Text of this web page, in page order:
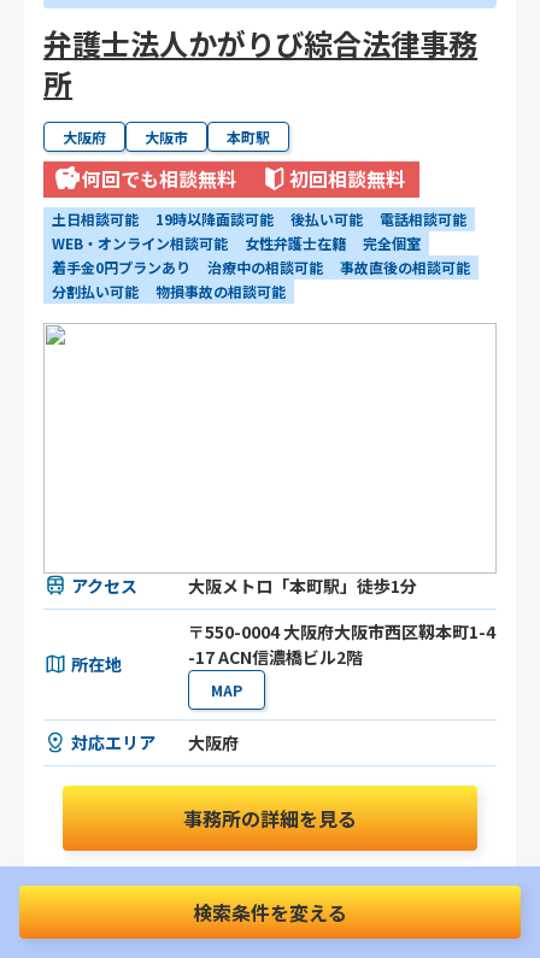
弁護士法人かがりび綜合法律事務
所
大阪府 大阪市 本町駅
何回でも相談無料 初回相談無料
土日相談可能 19時以降面談可能 後払い可能
電話相談可能
WEB・オンライン相談可能
女性弁護士在籍
完全個室
着手金0円プランあり
治療中の相談可能
事故直後の相談可能
分割払い可能
物損事故の相談可能
アクセス 大阪メトロ「本町駅」徒歩1分
所在地
〒550-0004 大阪府大阪市西区靱本町1-4
-17 ACN信濃橋ビル2階
MAP
対応エリア 大阪府
事務所の詳細を見る
お問合わせはこちらから
検索条件を変える